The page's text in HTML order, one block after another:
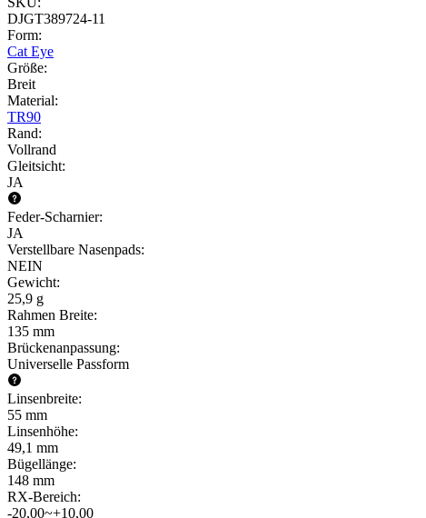
DJGT389724-11
Form:
Cat Eye
Größe:
Breit
Material:
TR90
Rand:
Vollrand
Gleitsicht:
JA
Feder-Scharnier:
JA
Verstellbare Nasenpads:
NEIN
Gewicht:
25,9 g
Rahmen Breite:
135 mm
Brückenanpassung:
Universelle Passform
Linsenbreite:
55 mm
Linsenhöhe:
49,1 mm
Bügellänge:
148 mm
RX-Bereich:
-20,00~+10,00